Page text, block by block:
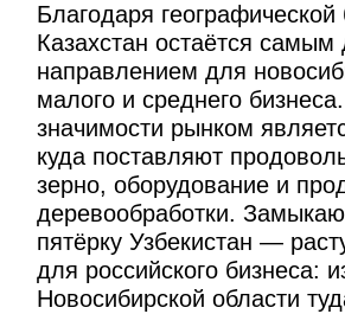
Благодаря географической
Казахстан остаётся самым
направлением для
малого и среднего
значимости рынком
куда поставляют
зерно, оборудование и
деревообработки.
пятёрку Узбекистан —
для российского бизнеса:
Новосибирской области